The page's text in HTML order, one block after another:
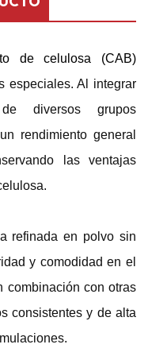
de celulosa (CAB)
especiales. Al integrar
diversos grupos
rendimiento general
las ventajas
refinada en polvo sin
y comodidad en el
combinación con otras
consistentes y de alta